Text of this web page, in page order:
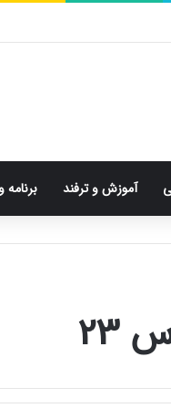
آموزش و ترفند برنامه